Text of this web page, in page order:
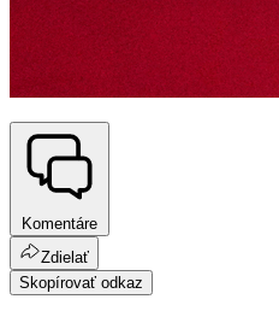
Komentáre
Zdielať
Skopírovať odkaz